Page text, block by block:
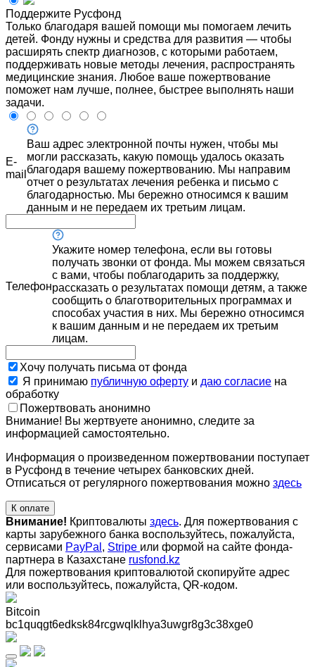
Поддержите Русфонд
Только благодаря вашей помощи мы помогаем лечить
детей. Фонду нужны и средства для развития — чтобы
расширять спектр диагнозов, с которыми работаем,
поддерживать новые методы лечения, распространять
медицинские знания. Любое ваше пожертвование
поможет нам лучше, полнее, быстрее выполнять наши
задачи.
E-
mail
Ваш адрес электронной почты нужен, чтобы мы
могли рассказать, какую помощь удалось оказать
благодаря вашему пожертвованию. Мы направим
отчет о результатах лечения ребенка и письмо с
благодарностью. Мы бережно относимся к вашим
данным и не передаем их третьим лицам.
Телефон
Укажите номер телефона, если вы готовы
получать звонки от фонда. Мы можем связаться
с вами, чтобы поблагодарить за поддержку,
рассказать о результатах помощи детям, а также
сообщить о благотворительных программах и
способах участия в них. Мы бережно относимся
к вашим данным и не передаем их третьим
лицам.
Хочу получать письма от фонда
Я принимаю публичную оферту и даю согласие на
обработку
Пожертвовать анонимно
Внимание! Вы жертвуете анонимно, следите за
информацией самостоятельно.
Информация о произведенном пожертвовании поступает
в Русфонд в течение четырех банковских дней.
Отписаться от регулярного пожертвования можно здесь
К оплате
Внимание! Криптовалюты здесь. Для пожертвования с
карты зарубежного банка воспользуйтесь, пожалуйста,
сервисами PayPal , Stripe или формой на сайте фонда-
партнера в Казахстане rusfond.kz
Для пожертвования криптовалютой скопируйте адрес
или воспользуйтесь, пожалуйста, QR-кодом.
Bitcoin
bc1quqgt6edksk84rcgwqlklhya3uwgr8g3c38xge0